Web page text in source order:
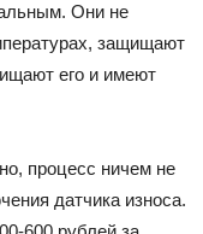
Они не
защищают
его и имеют
процесс ничем не
датчика износа.